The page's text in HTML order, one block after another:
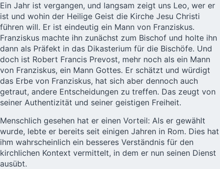
Ein Jahr ist vergangen, und langsam zeigt uns Leo, wer er
ist und wohin der Heilige Geist die Kirche Jesu Christi
führen will. Er ist eindeutig ein Mann von Franziskus.
Franziskus machte ihn zunächst zum Bischof und holte ihn
dann als Präfekt in das Dikasterium für die Bischöfe. Und
doch ist Robert Francis Prevost, mehr noch als ein Mann
von Franziskus, ein Mann Gottes. Er schätzt und würdigt
das Erbe von Franziskus, hat sich aber dennoch auch
getraut, andere Entscheidungen zu treffen. Das zeugt von
seiner Authentizität und seiner geistigen Freiheit.
Menschlich gesehen hat er einen Vorteil: Als er gewählt
wurde, lebte er bereits seit einigen Jahren in Rom. Dies hat
ihm wahrscheinlich ein besseres Verständnis für den
kirchlichen Kontext vermittelt, in dem er nun seinen Dienst
ausübt.